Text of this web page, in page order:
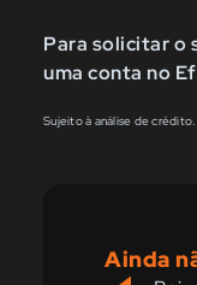
Para solicitar o
uma conta no
Sujeito à análise de crédito.
Ainda